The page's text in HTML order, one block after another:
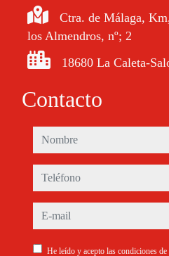
Ctra. de Málaga,
los Almendros, nº; 2
18680 La Caleta-
Contacto
nombre
teléfono
e-mail
He leído y acepto las condiciones